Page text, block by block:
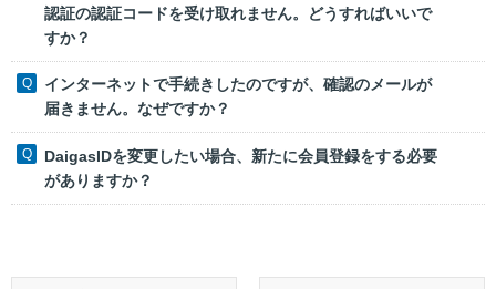
認証の認証コードを受け取れません。どうすればいいで
すか？
インターネットで手続きしたのですが、確認のメールが
届きません。なぜですか？
DaigasIDを変更したい場合、新たに会員登録をする必要
がありますか？